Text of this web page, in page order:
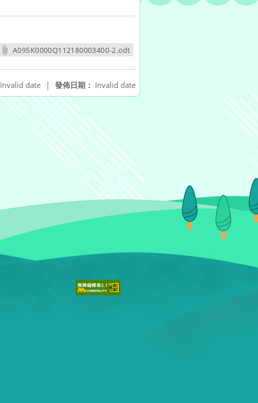
A095K0000Q112180003400-2.odt
發佈日期： Invalid date
Invalid date |